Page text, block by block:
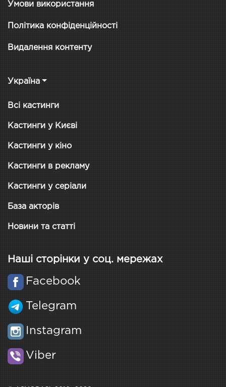
Умови використання
Політика конфіденційності
Видалення контенту
Україна
Всі кастинги
Кастинги у Києві
Кастинги у кіно
Кастинги в рекламу
Кастинги у серіали
База акторів
Новини та статті
Наші сторінки у соц. мережах
Facebook
Telegram
Instagram
Viber